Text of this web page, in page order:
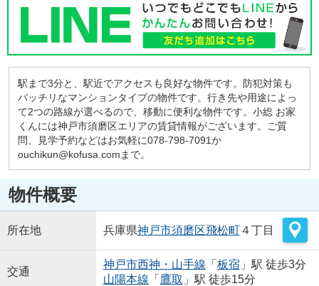
駅まで3分と、駅近でアクセスも良好な物件です。防犯対策も
バッチリなマンションタイプの物件です。行き先や用途によっ
て2つの路線が選べるので、移動に便利な物件です。小総 お家
くんには神戸市須磨区エリアの賃貸情報がございます。ご質
問、見学予約などはお気軽に078-798-7091か
ouchikun@kofusa.comまで。
物件概要
所在地 兵庫県神戸市須磨区飛松町４丁目
交通
神戸市西神・山手線 「 板宿 」駅 徒歩3分
山陽本線 「 鷹取 」駅 徒歩15分